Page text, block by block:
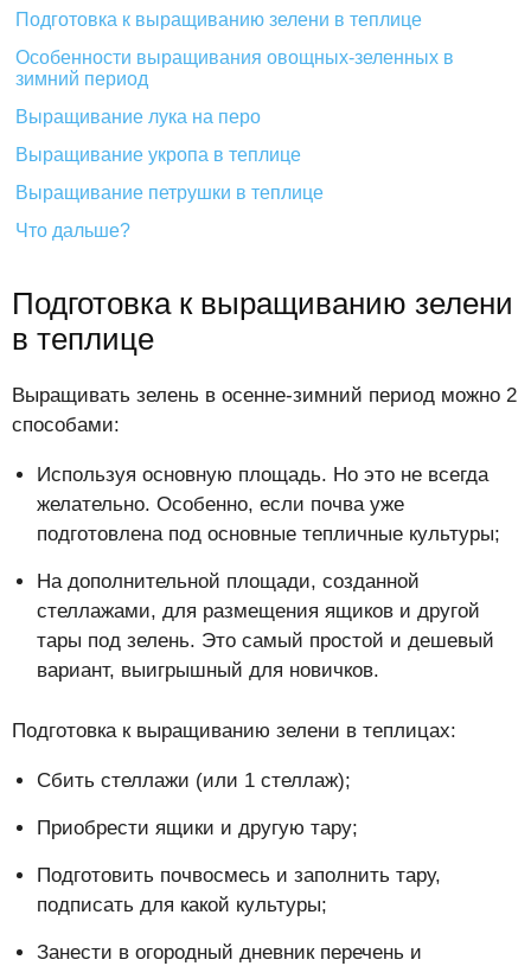
Подготовка к выращиванию зелени в теплице
Особенности выращивания овощных-зеленных в
зимний период
Выращивание лука на перо
Выращивание укропа в теплице
Выращивание петрушки в теплице
Что дальше?
Подготовка к выращиванию зелени
в теплице
Выращивать зелень в осенне-зимний период можно 2
способами:
Используя основную площадь. Но это не всегда
желательно. Особенно, если почва уже
подготовлена под основные тепличные культуры;
На дополнительной площади, созданной
стеллажами, для размещения ящиков и другой
тары под зелень. Это самый простой и дешевый
вариант, выигрышный для новичков.
Подготовка к выращиванию зелени в теплицах:
Сбить стеллажи (или 1 стеллаж);
Приобрести ящики и другую тару;
Подготовить почвосмесь и заполнить тару,
подписать для какой культуры;
Занести в огородный дневник перечень и